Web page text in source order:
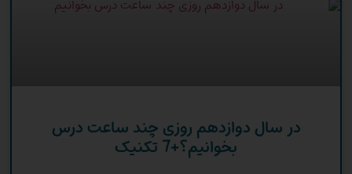
در سال دوازدهم روزی چند ساعت درس
بخوانیم؟+7 تکنیک